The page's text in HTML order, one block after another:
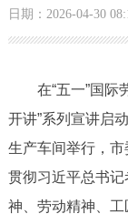
政务公开
政策兑现
决策公开
政务服务
日期：2026-04-30
在“五一”国际劳
开讲”系列宣讲启
生产车间举行，
贯彻习近平总书
神、劳动精神、